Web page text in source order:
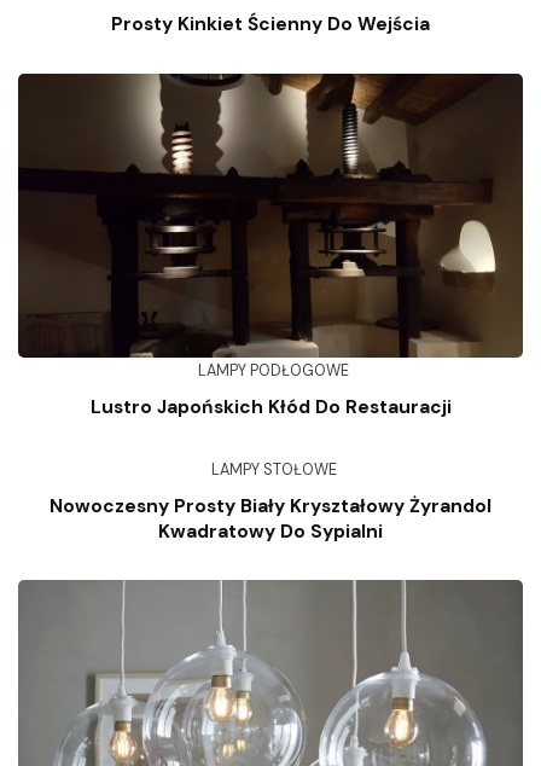
Prosty Kinkiet Ścienny Do Wejścia
LAMPY PODŁOGOWE
Lustro Japońskich Kłód Do Restauracji
LAMPY STOŁOWE
Nowoczesny Prosty Biały Kryształowy Żyrandol
Kwadratowy Do Sypialni